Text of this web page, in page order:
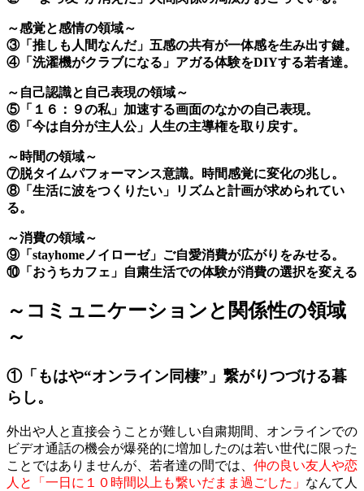
～感覚と感情の領域～
③「推しも人間なんだ」五感の共有が一体感を生み出す鍵。
④「洗濯機がクラブになる」アガる体験をDIYする若者達。
～自己認識と自己表現の領域～
⑤「１６：９の私」加速する画面のなかの自己表現。
⑥「今は自分が主人公」人生の主導権を取り戻す。
～時間の領域～
⑦脱タイムパフォーマンス意識。時間感覚に変化の兆し。
⑧「生活に波をつくりたい」リズムと計画が求められてい
る。
～消費の領域～
⑨「stayhomeノイローゼ」ご自愛消費が広がりをみせる。
⑩「おうちカフェ」自粛生活での体験が消費の選択を変える
～コミュニケーションと関係性の領域
～
①「もはや“オンライン同棲”」繋がりつづける暮
らし。
外出や人と直接会うことが難しい自粛期間、オンラインでの
ビデオ通話の機会が爆発的に増加したのは若い世代に限った
ことではありませんが、若者達の間では、 仲の良い友人や恋
人と「一日に１０時間以上も繋いだまま過ごした」 なんて人